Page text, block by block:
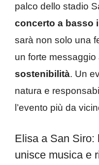
palco dello stadio
concerto a basso
sarà non solo una
un forte messaggio
sostenibilità. Un
natura e
l’evento più da
Elisa a San Siro:
unisce musica e